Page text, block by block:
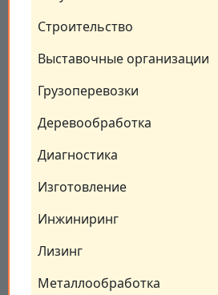
Строительство
Выставочные организации
Грузоперевозки
Деревообработка
Диагностика
Изготовление
Инжиниринг
Лизинг
Металлообработка